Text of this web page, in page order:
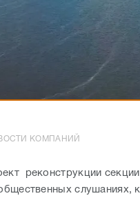
КОМПАНИЙ
реконструкции
слушаниях,